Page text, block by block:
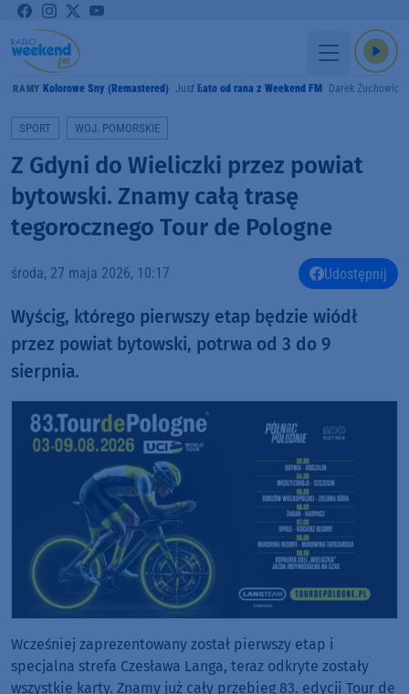
GRAMY Kolorowe Sny (Remastered) Just 5Lato od rana z Weekend FM Darek Żuchowicz
SPORT WOJ. POMORSKIE
Z Gdyni do Wieliczki przez powiat
bytowski. Znamy całą trasę
tegorocznego Tour de Pologne
środa, 27 maja 2026, 10:17 Udostępnij
Wyścig, którego pierwszy etap będzie wiódł
przez powiat bytowski, potrwa od 3 do 9
sierpnia.
Wcześniej zaprezentowany został pierwszy etap i
specjalna strefa Czesława Langa, teraz odkryte zostały
wszystkie karty. Znamy już cały przebieg 83. edycji Tour de